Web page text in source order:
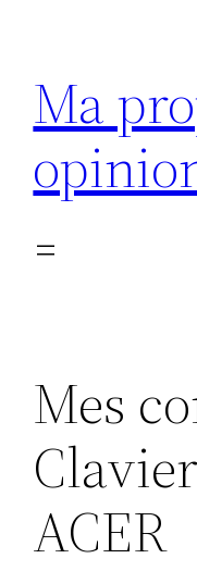
contenu
Ma
Mes
ACER